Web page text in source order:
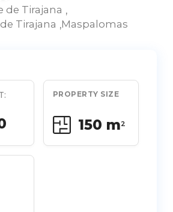
de Tirajana ,
Tirajana ,Maspalomas
PROPERTY SIZE
150 m2